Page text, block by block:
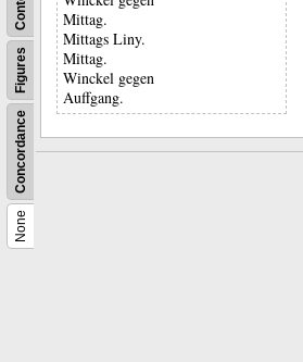
None
Concordance
Figures
Mittag.
Mittags Liny.
Mittag.
Winckel gegen
Auffgang.